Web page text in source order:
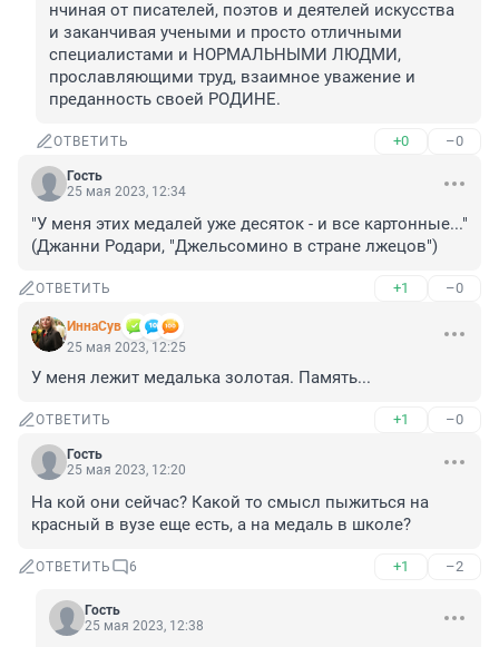
нчиная от писателей, поэтов и деятелей искусства
и заканчивая учеными и просто отличными
специалистами и НОРМАЛЬНЫМИ ЛЮДМИ,
прославляющими труд, взаимное уважение и
преданность своей РОДИНЕ.
ОТВЕТИТЬ +0 –0
Гость
25 мая 2023, 12:34
"У меня этих медалей уже десяток - и все картонные..."
(Джанни Родари, "Джельсомино в стране лжецов")
ОТВЕТИТЬ +1 –0
ИннаСув
25 мая 2023, 12:25
У меня лежит медалька золотая. Память...
ОТВЕТИТЬ +1 –0
Гость
25 мая 2023, 12:20
На кой они сейчас? Какой то смысл пыжиться на
красный в вузе еще есть, а на медаль в школе?
ОТВЕТИТЬ 6 +1 –2
Гость
25 мая 2023, 12:38